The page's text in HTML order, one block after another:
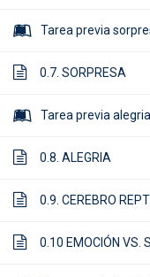
Tarea previa
0.7. SORPRESA
Tarea previa alegria
0.8. ALEGRIA
0.9. CEREBRO
0.10 EMOCIÓN VS.